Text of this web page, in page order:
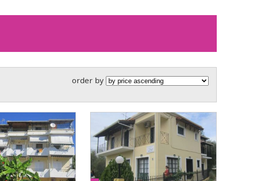
order by